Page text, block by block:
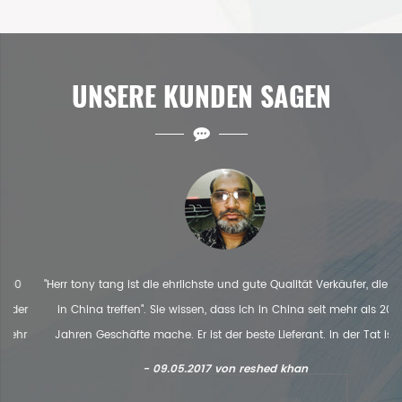
UNSERE KUNDEN SAGEN
"Herr tony tang ist die ehrlichste und gute Qualität Verkäufer, die ich
in China treffen". Sie wissen, dass ich in China seit mehr als 20
Jahren Geschäfte mache. Er ist der beste Lieferant. In der Tat ist
meine erste Bestellung von einer großen Maschine an seinen
- 09.05.2017 von reshed khan